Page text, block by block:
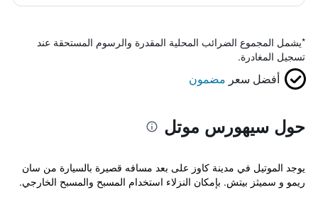
*يشمل المجموع الضرائب المحلية المقدرة والرسوم المستحقة عند
تسجيل المغادرة.
أفضل سعر مضمون
حول سيهورس موتل
يوجد الموتيل في مدينة كاوز على بعد مسافه قصيرة بالسيارة من سان
ريمو و سميثز بيتش. بإمكان النزلاء استخدام المسبح والمسبح الخارجي.